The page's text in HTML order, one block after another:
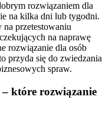
rozwiązaniem dla
na kilka dni lub tygodni.
przetestowaniu
na naprawę
rozwiązanie dla osób
przyda się do zwiedzania
spraw.
które rozwiązanie